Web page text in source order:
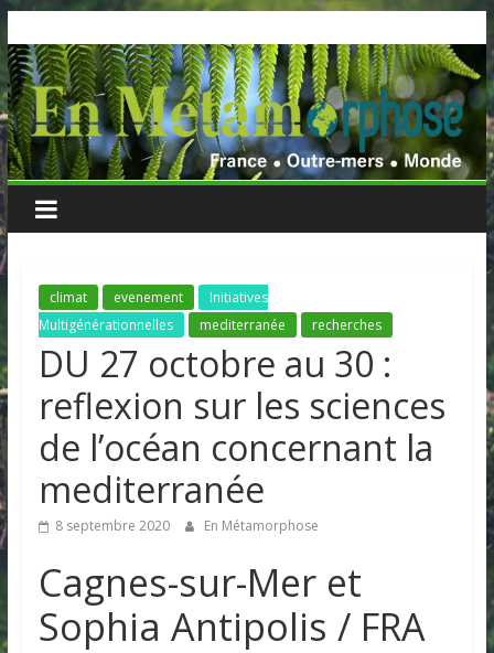
to
content
climat evenement
Initiatives
Multigénérationnelles
mediterranée recherches
DU 27 octobre au 30 :
reflexion sur les sciences
de l’océan concernant la
mediterranée
8 septembre 2020 En Métamorphose
Cagnes-sur-Mer et
Sophia Antipolis / FRA